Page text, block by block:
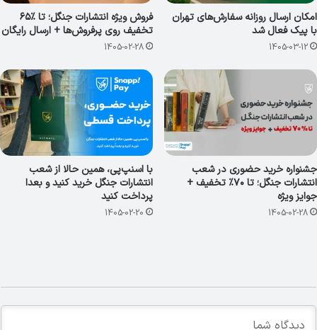
امکان ارسال روزانه سفارش‌های تهران
با پیک فعال شد
1405-03-12
فروش ویژه انتشارات جنگل؛ تا ٪۶۵
تخفیف روی پرفروش‌ها + ارسال رایگان
1405-02-28
جشنواره خرید حضوری در شعب
انتشارات جنگل؛ تا ۷۰٪ تخفیف +
جوایز ویژه
1405-02-28
با اسنپ‌پی، همین حالا از شعب
انتشارات جنگل خرید کنید و بعدا
پرداخت کنید
1405-02-20